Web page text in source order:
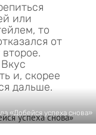
или
то
от
и, скорее
дальше.
«Добейся успеха снова»